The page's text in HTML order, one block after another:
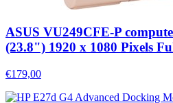
ASUS VU249CFE-P
(23.8") 1920 x 1080 Pixels
€179,00